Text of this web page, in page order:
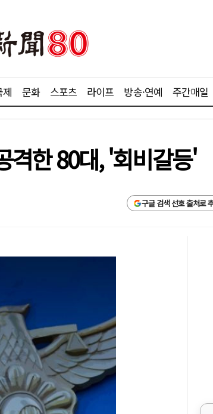
제 문화 스포츠 라이프 방송·연예 주간매일
한 80대, '회비갈등'
구글 검색 선호 출처로